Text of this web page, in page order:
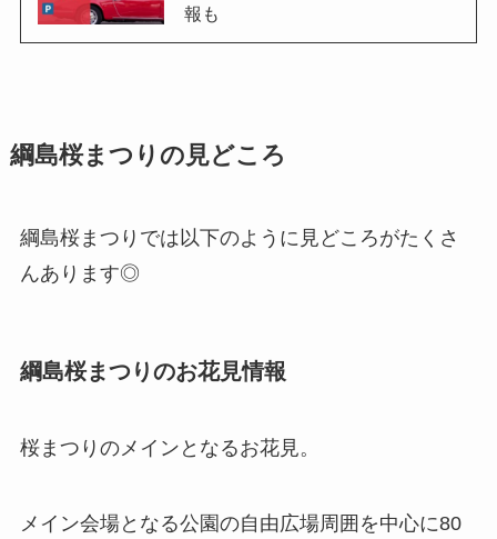
報も
綱島桜まつりの見どころ
綱島桜まつりでは以下のように見どころがたくさ
んあります◎
綱島桜まつりのお花見情報
桜まつりのメインとなるお花見。
メイン会場となる公園の自由広場周囲を中心に80